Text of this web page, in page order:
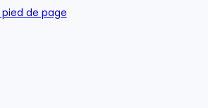
pied de page